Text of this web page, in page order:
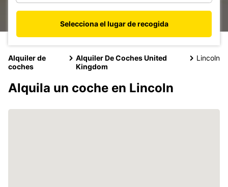
Selecciona el lugar de recogida
Alquiler de
coches
Alquiler De Coches United
Kingdom
Lincoln
Alquila un coche en Lincoln